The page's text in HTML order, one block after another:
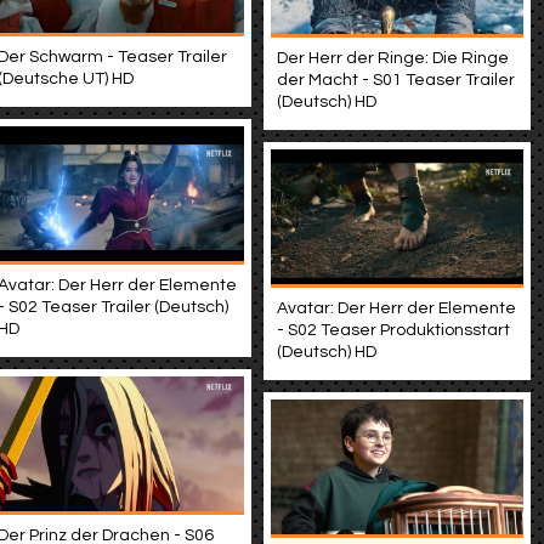
Schwarm - Teaser Trailer
UT) HD
Der Herr der Ringe: Die Ringe
der Macht - S01 Teaser Trailer
(Deutsch) HD
Der Herr der Elemente
S02 Teaser Trailer (Deutsch)
Avatar: Der Herr der Elemente
- S02 Teaser Produktionsstart
(Deutsch) HD
Prinz der Drachen - S06